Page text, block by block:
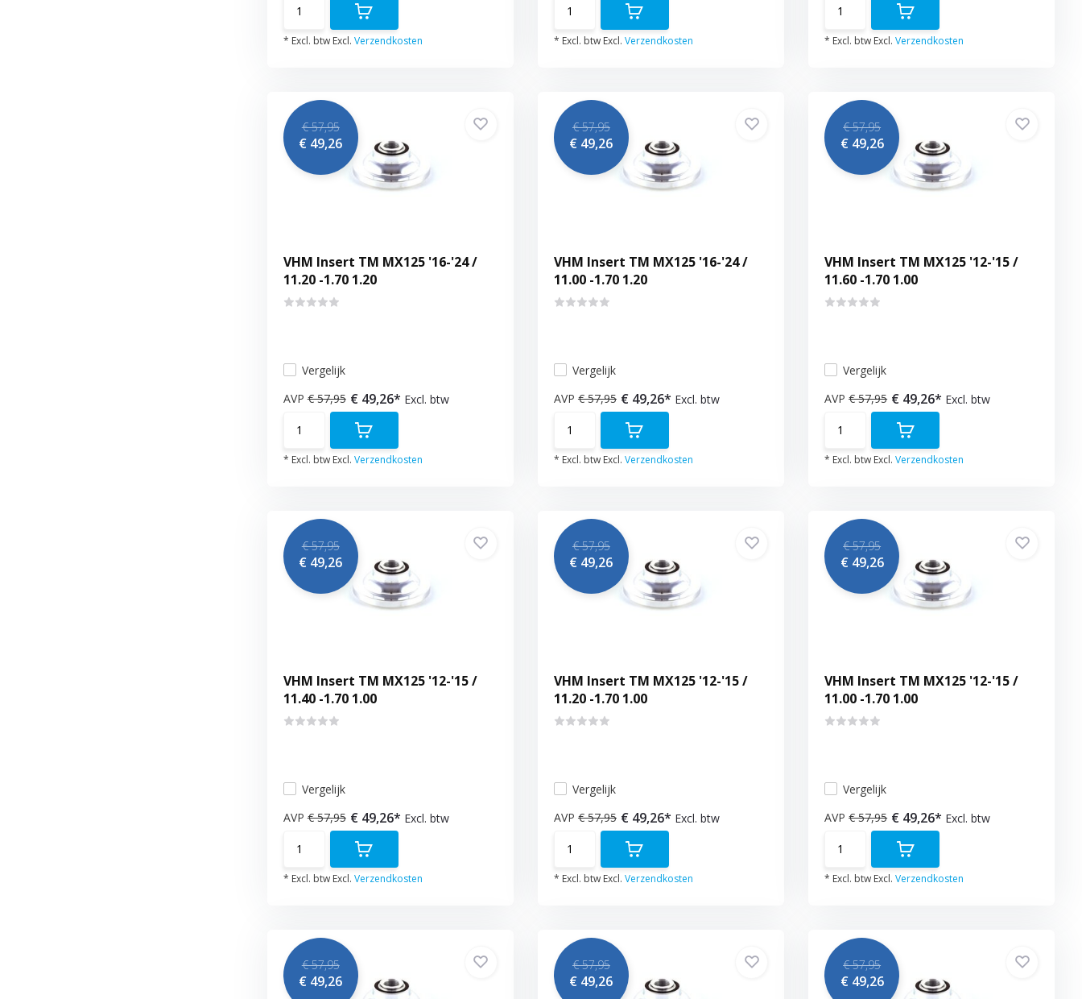
* Excl. btw Excl. Verzendkosten * Excl. btw Excl. Verzendkosten * Excl. btw Excl.Verzendkosten
€ 57,95
€ 49,26
VHM Insert TM MX125 '16-'24 /
11.20 -1.70 1.20
Vergelijk
AVP€ 57,95 € 49,26* Excl. btw
* Excl. btw Excl. Verzendkosten
€ 57,95
€ 49,26
VHM Insert TM MX125 '16-'24 /
11.00 -1.70 1.20
Vergelijk
AVP € 57,95 € 49,26* Excl. btw
* Excl. btw Excl. Verzendkosten
€ 57,95
€ 49,26
VHM Insert TM MX125 '12-'15 /
11.60 -1.70 1.00
Vergelijk
AVP€ 57,95 € 49,26* Excl. btw
* Excl. btw Excl.Verzendkosten
€ 57,95
€ 49,26
VHM Insert TM MX125 '12-'15 /
11.40 -1.70 1.00
Vergelijk
AVP€ 57,95 € 49,26* Excl. btw
* Excl. btw Excl. Verzendkosten
€ 57,95
€ 49,26
VHM Insert TM MX125 '12-'15 /
11.20 -1.70 1.00
Vergelijk
AVP € 57,95 € 49,26* Excl. btw
* Excl. btw Excl. Verzendkosten
€ 57,95
€ 49,26
VHM Insert TM MX125 '12-'15 /
11.00 -1.70 1.00
Vergelijk
AVP€ 57,95 € 49,26* Excl. btw
* Excl. btw Excl.Verzendkosten
€ 57,95
€ 49,26
€ 57,95
€ 49,26
€ 57,95
€ 49,26